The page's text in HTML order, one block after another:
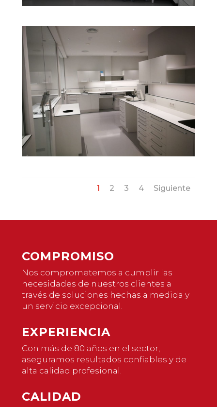
1 2 3 4 Siguiente
COMPROMISO
Nos comprometemos a cumplir las
necesidades de nuestros clientes a
través de soluciones hechas a medida y
un servicio excepcional.
EXPERIENCIA
Con más de 80 años en el sector,
aseguramos resultados confiables y de
alta calidad profesional.
CALIDAD